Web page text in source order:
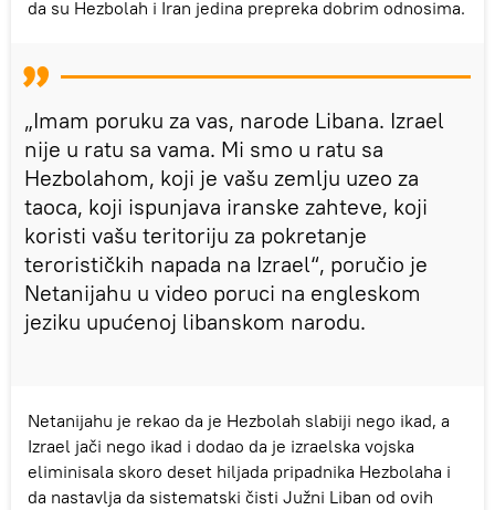
da su Hezbolah i Iran jedina prepreka dobrim odnosima.
„Imam poruku za vas, narode Libana. Izrael
nije u ratu sa vama. Mi smo u ratu sa
Hezbolahom, koji je vašu zemlju uzeo za
taoca, koji ispunjava iranske zahteve, koji
koristi vašu teritoriju za pokretanje
terorističkih napada na Izrael“, poručio je
Netanijahu u video poruci na engleskom
jeziku upućenoj libanskom narodu.
Netanijahu je rekao da je Hezbolah slabiji nego ikad, a
Izrael jači nego ikad i dodao da je izraelska vojska
eliminisala skoro deset hiljada pripadnika Hezbolaha i
da nastavlja da sistematski čisti Južni Liban od ovih